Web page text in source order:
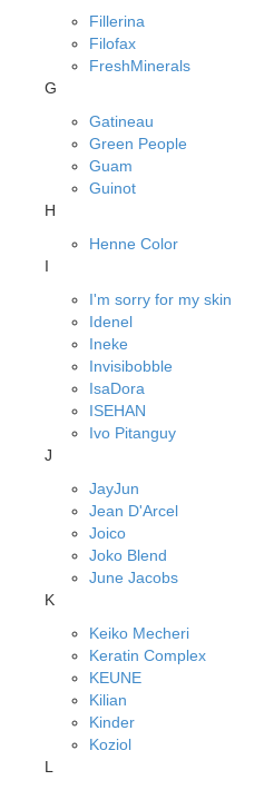
Fillerina
Filofax
FreshMinerals
G
Gatineau
Green People
Guam
Guinot
H
Henne Color
I
I'm sorry for my skin
Idenel
Ineke
Invisibobble
IsaDora
ISEHAN
Ivo Pitanguy
J
JayJun
Jean D'Arcel
Joico
Joko Blend
June Jacobs
K
Keiko Mecheri
Keratin Complex
KEUNE
Kilian
Kinder
Koziol
L